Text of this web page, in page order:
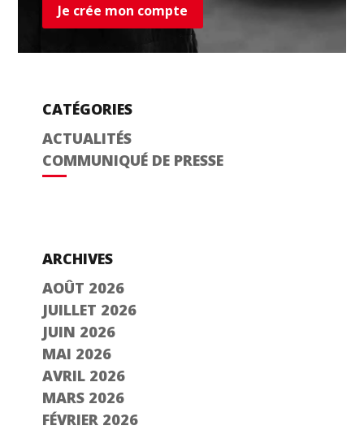
Je crée mon compte
CATÉGORIES
ACTUALITÉS
COMMUNIQUÉ DE PRESSE
ARCHIVES
AOÛT 2026
JUILLET 2026
JUIN 2026
MAI 2026
AVRIL 2026
MARS 2026
FÉVRIER 2026